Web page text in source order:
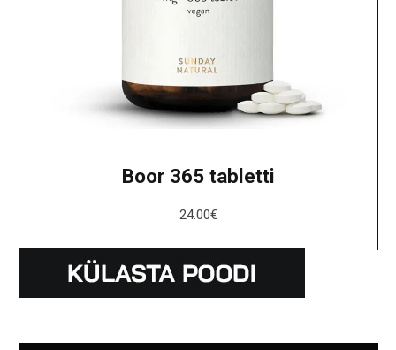
Boor 365 tabletti
24.00€